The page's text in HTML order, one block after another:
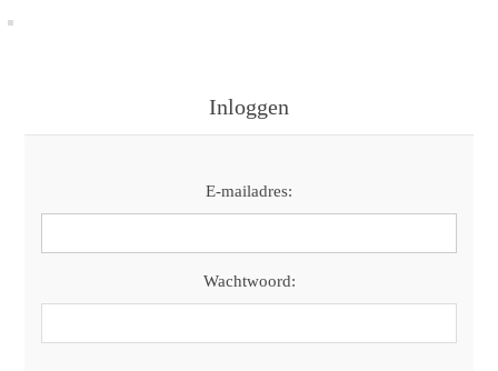
Inloggen
E-mailadres:
Wachtwoord: